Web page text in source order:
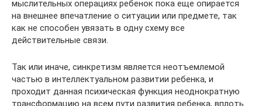
мыслительных операциях ребенок пока еще опирается
на внешнее впечатление о ситуации или предмете, так
как не способен увязать в одну схему все
действительные связи.
Так или иначе, синкретизм является неотъемлемой
частью в интеллектуальном развитии ребенка, и
проходит данная психическая функция неоднократную
трансформацию на всем пути развития ребенка, вплоть